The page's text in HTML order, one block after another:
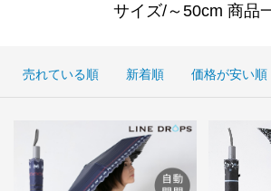
サイズ/～50cm 商品
売れている順 新着順 価格が安い順